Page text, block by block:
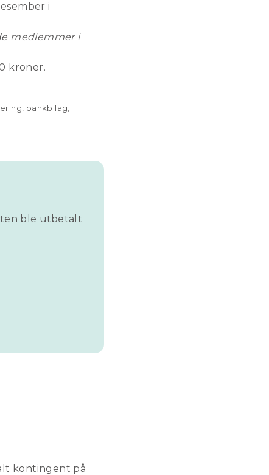
i
medlemmer i
kroner.
bankbilag,
ble utbetalt
kontingent på